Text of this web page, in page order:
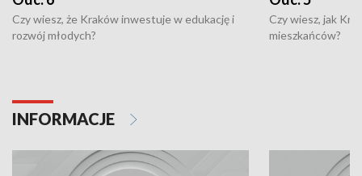
Czy wiesz, że Kraków inwestuje w edukację i
rozwój młodych?
Czy wiesz, jak
mieszkańców?
INFORMACJE